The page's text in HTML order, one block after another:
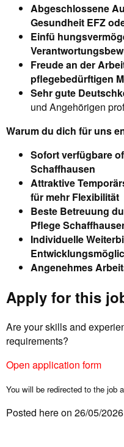
Abgeschlossene
Gesundheit EFZ
Einfü
Freude an der
pflegebedürftigen
Sehr gute
und Angehörigen
Warum du dich für uns
Sofort verfügbare
Schaffhausen
Attraktive
für mehr Flexibilität
Beste Betreuung
Pflege
Individuelle
Angenehmes
Apply for this
Are your skills and
requirements?
Open application form
You will be redirected to the job
Posted here on 26/05/2026